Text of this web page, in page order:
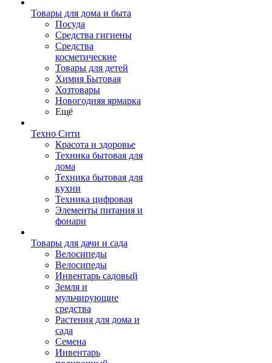
Товары для дома и быта
Посуда
Средства гигиены
Средства
косметические
Товары для детей
Химия Бытовая
Хозтовары
Новогодняя ярмарка
Ещё
Техно Сити
Красота и здоровье
Техника бытовая для
дома
Техника бытовая для
кухни
Техника цифровая
Элементы питания и
фонари
Товары для дачи и сада
Велосипеды
Велосипеды
Инвентарь садовый
Земля и
мульчирующие
средства
Растения для дома и
сада
Семена
Инвентарь